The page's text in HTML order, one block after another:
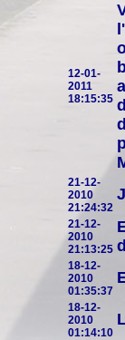
12-01-
2011
18:15:35
21-12-
2010
21:24:32
21-12-
2010
21:13:25
18-12-
2010
01:35:37
18-12-
2010
01:14:10